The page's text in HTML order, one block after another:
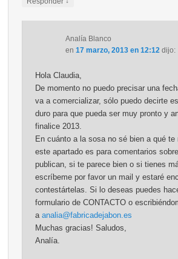
Analía Blanco
en 17 marzo, 2013 en 12:12 dijo:
Hola Claudia,
De momento no puedo precisar una
va a comercializar, sólo puedo decirte
duro para que pueda ser muy pronto y
finalice 2013.
En cuánto a la sosa no sé bien a qué te
este apartado es para comentarios
publican, si te parece bien o si tienes
escríbeme por favor un mail y estaré
contestártelas. Si lo deseas puedes
formulario de CONTACTO o
a analia@fabricadejabon.es
Muchas gracias! Saludos,
Analía.